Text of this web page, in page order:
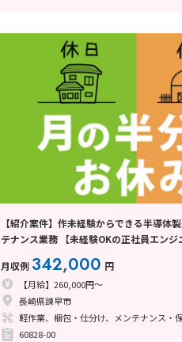
【紹介案件】作未経験からできる半導体
テナンス業務 【未経験OKの正社員エンジニア】嬉しい月給制
月収例 342,000 円
【月給】260,000円～
長崎県諫早市
軽作業、梱包・仕分け、メンテナンス・
60828-00